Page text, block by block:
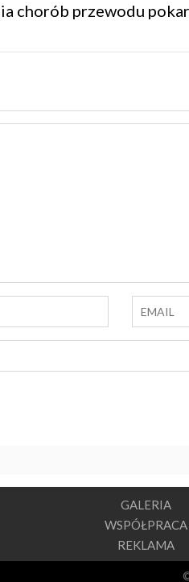
chorób przewodu
GALERIA
WSPÓŁPRACA
REKLAMA